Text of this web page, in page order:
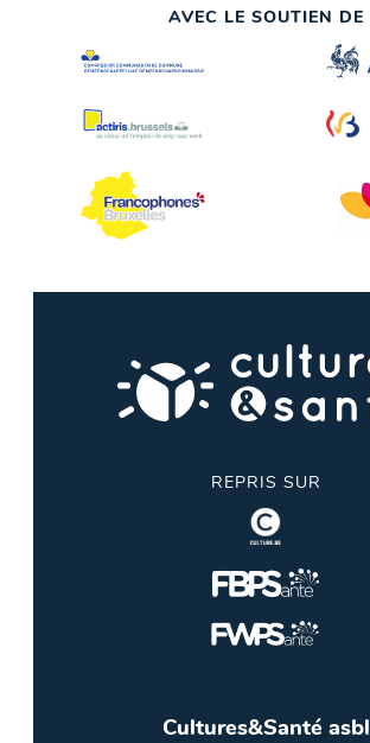
AVEC LE SOUTIEN DE
REPRIS SUR
Cultures&Santé asbl